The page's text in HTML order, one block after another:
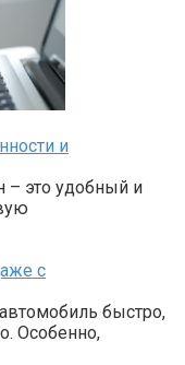
и
– это удобный и
с
быстро,
Особенно,